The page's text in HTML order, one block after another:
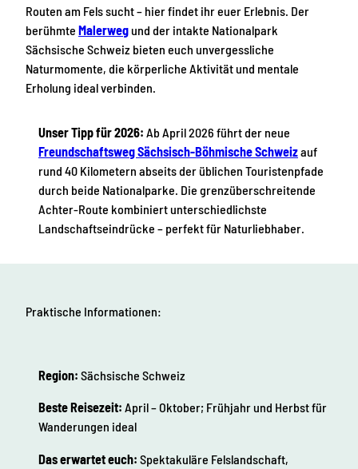
Routen am Fels sucht – hier findet ihr euer Erlebnis. Der
berühmte Malerwegund der intakte Nationalpark
Sächsische Schweiz bieten euch unvergessliche
Naturmomente, die körperliche Aktivität und mentale
Erholung ideal verbinden.
Unser Tipp für 2026: Ab April 2026 führt der neue
Freundschaftsweg Sächsisch-Böhmische Schweizauf
rund 40 Kilometern abseits der üblichen Touristenpfade
durch beide Nationalparke. Die grenzüberschreitende
Achter-Route kombiniert unterschiedlichste
Landschaftseindrücke – perfekt für Naturliebhaber.
Praktische Informationen:
Region: Sächsische Schweiz
Beste Reisezeit: April – Oktober; Frühjahr und Herbst für
Wanderungen ideal
Das erwartet euch: Spektakuläre Felslandschaft,